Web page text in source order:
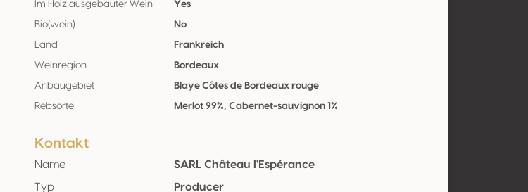
Im Holz ausgebauter Wein Yes
Bio(wein) No
Land Frankreich
Weinregion Bordeaux
Anbaugebiet Blaye Côtes de Bordeaux rouge
Rebsorte Merlot 99%, Cabernet-sauvignon 1%
Kontakt
Name
SARL Château l'Espérance
Typ
Producer